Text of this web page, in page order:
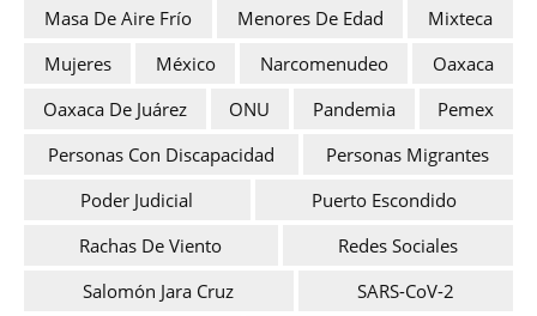
Masa De Aire Frío
Menores De Edad
Mixteca
Mujeres
México Narcomenudeo
Oaxaca
Oaxaca De Juárez
ONU Pandemia
Pemex
Personas Con Discapacidad
Personas Migrantes
Poder Judicial
Puerto Escondido
Rachas De Viento
Redes Sociales
Salomón Jara Cruz
SARS-CoV-2